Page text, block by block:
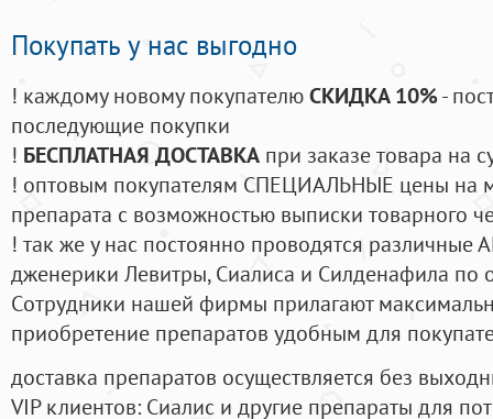
Покупать у нас выгодно
! каждому новому покупателюСКИДКА 10%-
последующие покупки
! БЕСПЛАТНАЯ ДОСТАВКА при заказе товара на
! оптовым покупателям СПЕЦИАЛЬНЫЕ цены на
препарата с возможностью выписки товарного
! так же у нас постоянно проводятся
дженерики Левитры, Сиалиса и Силденафила по
Cотрудники нашей фирмы прилагают
приобретение препаратов удобным для
доставка препаратов осуществляется без
VIP клиентов: Сиалис и другие препараты для